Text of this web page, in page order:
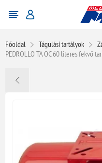
Főoldal Tágulási tartályok
PEDROLLO TA OC 60 literes fekvő